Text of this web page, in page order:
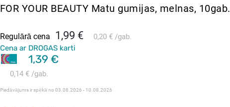
FOR YOUR BEAUTY Matu gumijas, melnas, 10gab.
Regulārā cena 1,99 € 0,20 € gab.
1,39 €
0,14 € gab.
Cena ar DROGAS karti
Piedāvājums ir spēkā no 03.08.2026 - 10.08.2026